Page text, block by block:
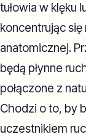
tułowia w klęku
koncentrując się
anatomicznej.
będą płynne
połączone z
Chodzi o to, by
uczestnikiem